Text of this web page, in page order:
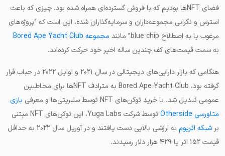
فضای NFTها بودیم که با فروش گسترده‌ای همراه شده بود. چیزی که باعث
استرس و نگرانی مجموعه‌داران و سرمایه‌گذاران شده، این است که “پروژه‌های
مرغوب یا به اصطلاح blue chip” مانند
مجموعه Bored Ape Yacht Club
به سمت قیمت‌های کف چندین ساله اخیر خود حرکت کرده‌اند.
هنگامی که بازار دارایی‌های دیجیتالی در سال ۲۰۲۱ و اوایل ۲۰۲۲ در حباب قرار
گرفته بود، Bored Ape Yacht Club به مترادف NFTها برای مخاطبین
عمومی تبدیل شد. با خرید توکن‌های NFT توسط سلبریتی‌ها و معرفی
بازی
متاورسی Otherside
توسط شرکت Yuga Labs، این توکن‌های NFT مبتنی
بر شبکه اتریوم
به ارزشی بالایی دست یافتند و در آوریل سال ۲۰۲۲ به حداقل
قیمت ۱۵۲ اتر یا ۴۲۹ هزار دلار رسیدند.